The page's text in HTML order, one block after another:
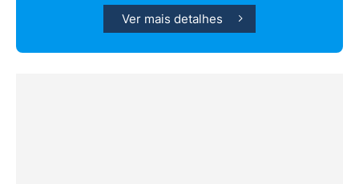
Ver mais detalhes